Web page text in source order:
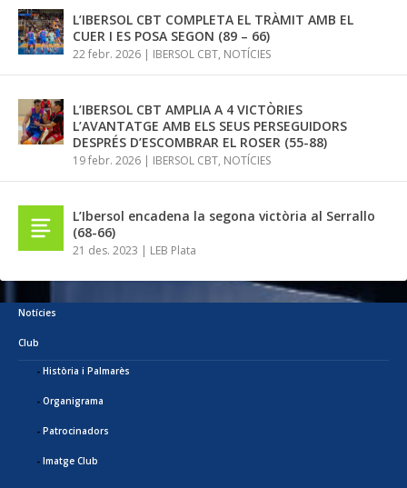
L’IBERSOL CBT COMPLETA EL TRÀMIT AMB EL
CUER I ES POSA SEGON (89 – 66)
22 febr. 2026 | IBERSOL CBT, NOTÍCIES
L’IBERSOL CBT AMPLIA A 4 VICTÒRIES
L’AVANTATGE AMB ELS SEUS PERSEGUIDORS
DESPRÉS D’ESCOMBRAR EL ROSER (55-88)
19 febr. 2026 | IBERSOL CBT, NOTÍCIES
L’Ibersol encadena la segona victòria al Serrallo
(68-66)
21 des. 2023 | LEB Plata
Notícies
Club
Història i Palmarès
Organigrama
Patrocinadors
Imatge Club